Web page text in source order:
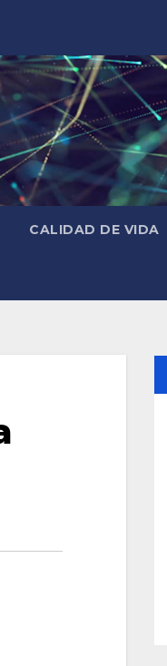
CALIDAD DE VIDA